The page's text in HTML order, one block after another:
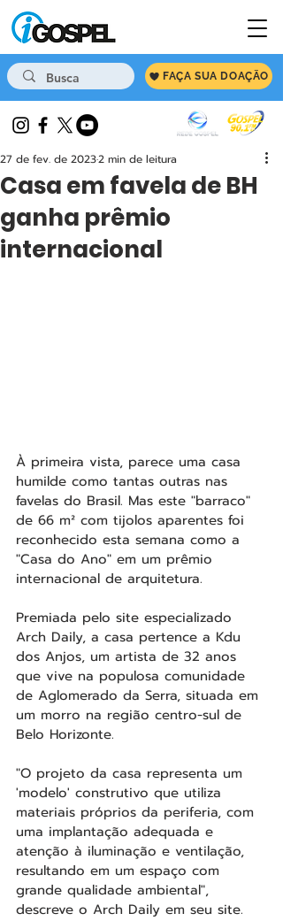
FAÇA SUA DOAÇÃO
Casa em favela de BH
ganha prêmio
internacional
27 de fev. de 20232 min de leitura
À primeira vista, parece uma casa
humilde como tantas outras nas
favelas do Brasil. Mas este "barraco"
de 66 m² com tijolos aparentes foi
reconhecido esta semana como a
"Casa do Ano" em um prêmio
internacional de arquitetura.
Premiada pelo site especializado
Arch Daily, a casa pertence a Kdu
dos Anjos, um artista de 32 anos
que vive na populosa comunidade
de Aglomerado da Serra, situada em
um morro na região centro-sul de
Belo Horizonte.
"O projeto da casa representa um
'modelo' construtivo que utiliza
materiais próprios da periferia, com
uma implantação adequada e
atenção à iluminação e ventilação,
resultando em um espaço com
grande qualidade ambiental",
descreve o Arch Daily em seu site.